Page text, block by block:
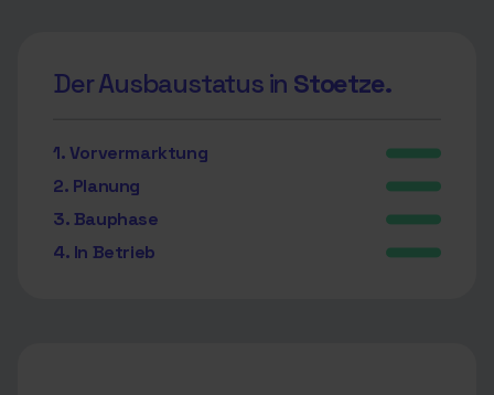
Der Ausbaustatus in Stoetze.
1. Vorvermarktung
2. Planung
3. Bauphase
4. In Betrieb